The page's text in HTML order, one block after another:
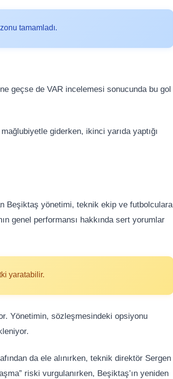
tamamladı.
geçse de VAR incelemesi sonucunda bu gol
giderken, ikinci yarıda yaptığı
Beşiktaş yönetimi, teknik ekip ve futbolculara
genel performansı hakkında sert yorumlar
yaratabilir.
Yönetimin, sözleşmesindeki opsiyonu
da ele alınırken, teknik direktör Sergen
riski vurgulanırken, Beşiktaş’ın yeniden